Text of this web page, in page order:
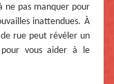
ne pas manquer pour
inattendues. À
rue peut révéler un
vous aider à le